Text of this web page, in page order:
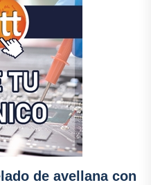
de avellana con